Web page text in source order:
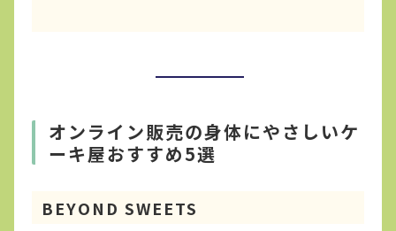
オンライン販売の身体にやさしいケ
ーキ屋おすすめ5選
BEYOND SWEETS